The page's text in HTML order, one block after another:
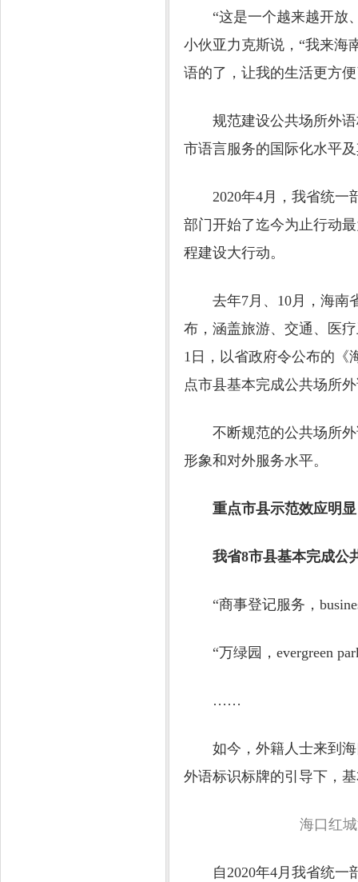
“这是一个越来越开放、
小伙亚力克斯说，“我来海
语的了，让我的生活更方
规范建设公共场所外语
市语言服务的国际化水平
2020年4月，我省统一部
部门开始了迄今为止行动
程建设大行动。
去年7月、10月，海南省
布，涵盖旅游、交通、医
1日，以省政府令公布的《
点市县基本完成公共场所
不断规范的公共场所外
形象和对外服务水平。
重点市县示范效应明显
我省8市县基本完成公
“商事登记服务，
“万绿园，evergreen
……
如今，外籍人士来到海
外语标识标牌的引导下，
海口红城
自2020年4月我省统一部